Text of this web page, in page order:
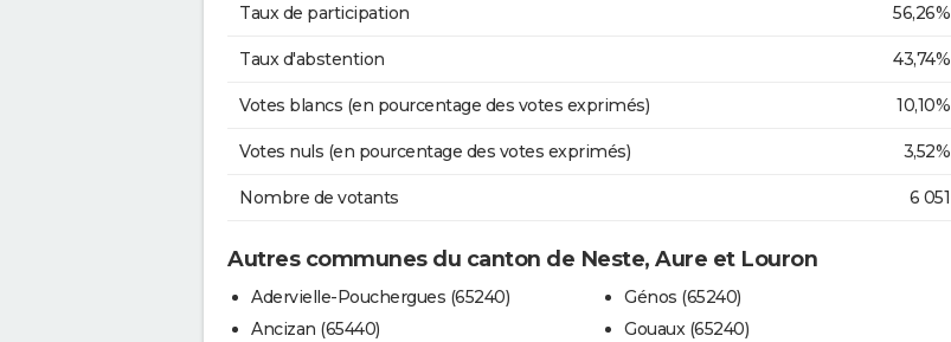
Taux de participation 56,26%
Taux d'abstention 43,74%
Votes blancs (en pourcentage des votes exprimés) 10,10%
Votes nuls (en pourcentage des votes exprimés) 3,52%
Nombre de votants 6 051
Autres communes du canton de Neste, Aure et Louron
Adervielle-Pouchergues (65240)
Ancizan (65440)
Génos (65240)
Gouaux (65240)